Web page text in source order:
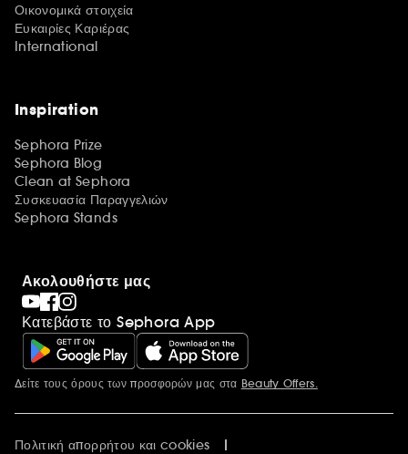
Οικονομικά στοιχεία
Ευκαιρίες Καριέρας
International
Inspiration
Sephora Prize
Sephora Blog
Clean at Sephora
Συσκευασία Παραγγελιών
Sephora Stands
Ακολουθήστε μας
Κατεβάστε το Sephora App
Περισσότερες πληροφορίες
Δείτε τους όρους των προσφορών μας στα Beauty Offers.
Πολιτική απορρήτου και cookies